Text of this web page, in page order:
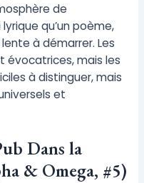
de
qu’un poème,
à démarrer. Les
évocatrices, mais les
à distinguer, mais
et
Dans la
& Omega, #5)